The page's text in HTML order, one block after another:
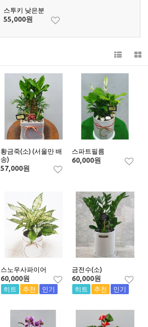
스투키 낮은분
55,000원
황금죽(소) (서울만 배
송)
57,000원
스파트필름
60,000원
스노우사파이어
60,000원
히트 추천 인기
금전수(소)
60,000원
히트 추천 인기